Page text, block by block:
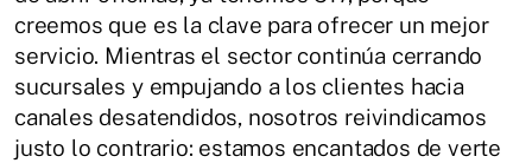
creemos que es la clave para ofrecer un mejor
servicio. Mientras el sector continúa cerrando
sucursales y empujando a los clientes hacia
canales desatendidos, nosotros reivindicamos
justo lo contrario: estamos encantados de verte